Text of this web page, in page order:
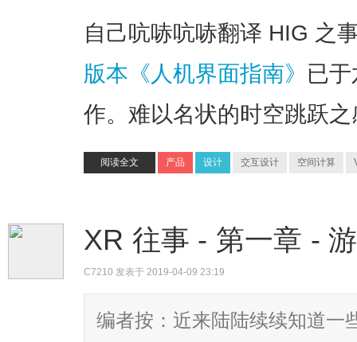
自己吭哧吭哧翻译 HIG 之
版本《人机界面指南》 已
作。难以名状的时空跳跃之
阅读全文 产品 设计 交互设计 空间计算
XR 往事 - 第一章 -
C7210 发表于 2019-04-09 23:19
编者按：近来陆陆续续知道一